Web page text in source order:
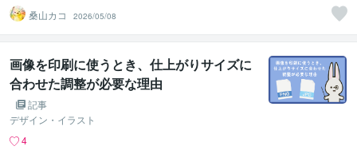
桑山カコ
2026/05/08
画像を印刷に使うとき、仕上がりサイズに
合わせた調整が必要な理由
記事
デザイン・イラスト
4